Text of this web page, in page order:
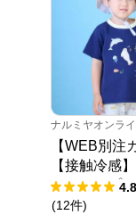
ナルミヤオンラ
【WEB別注
【接触冷感
ものアップリ
シャツ
4.8
(12件)